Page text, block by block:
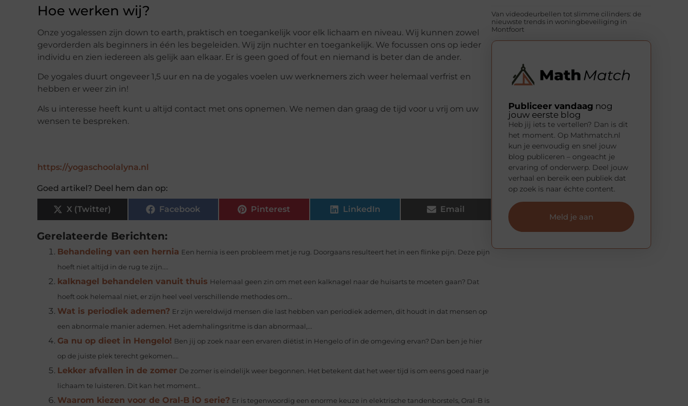
Hoe werken wij?
Onze yogalessen zijn down to earth, praktisch en toegankelijk voor elk lichaam en niveau. Wij kunnen zowel
gevorderden als beginners in één les begeleiden. Wij zijn nuchter en toegankelijk. We focussen ons op ieder
individu en zien iedereen als gelijk aan elkaar. Er is geen goed of fout en niemand is beter dan de ander.
De yogales duurt ongeveer 1,5 uur en na de yogales voelen uw werknemers zich weer helemaal verfrist en
hebben er weer zin in!
Als u interesse heeft kunt u altijd contact met ons opnemen. We nemen dan graag de tijd voor u vrij om uw
wensen te bespreken.
https://yogaschoolalyna.nl
Goed artikel? Deel hem dan op:
X (Twitter) Facebook Pinterest LinkedIn Email
Gerelateerde Berichten:
Behandeling van een hernia Een hernia is een probleem met je rug. Doorgaans resulteert het in een flinke pijn. Deze pijn
hoeft niet altijd in de rug te zijn....
kalknagel behandelen vanuit thuis Helemaal geen zin om met een kalknagel naar de huisarts te moeten gaan? Dat
hoeft ook helemaal niet, er zijn heel veel verschillende methodes om...
Wat is periodiek ademen? Er zijn wereldwijd mensen die last hebben van periodiek ademen, dit houdt in dat mensen op
een abnormale manier ademen. Het ademhalingsritme is dan abnormaal,...
Ga nu op dieet in Hengelo! Ben jij op zoek naar een ervaren diëtist in Hengelo of in de omgeving ervan? Dan ben je hier
op de juiste plek terecht gekomen....
Lekker afvallen in de zomer De zomer is eindelijk weer begonnen. Het betekent dat het weer tijd is om eens goed naar je
lichaam te luisteren. Dit kan het moment...
Waarom kiezen voor de Oral-B iO serie? Er is tegenwoordig een enorme keuze in elektrische tandenborstels, Oral-B is
Van videodeurbellen tot slimme cilinders: de
nieuwste trends in woningbeveiliging in
Montfoort
Publiceer vandaag nog
jouw eerste blog
Heb jij iets te vertellen? Dan is dit
het moment. Op Mathmatch.nl
kun je eenvoudig en snel jouw
blog publiceren – ongeacht je
ervaring of onderwerp. Deel jouw
verhaal en bereik een publiek dat
op zoek is naar échte content.
Meld je aan